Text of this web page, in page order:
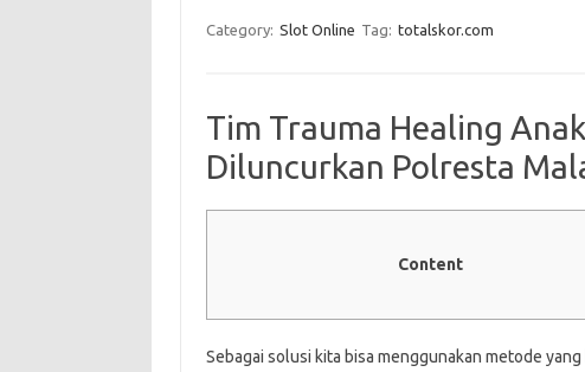
Category: Slot Online Tag: totalskor.com
Tim Trauma Healing
Diluncurkan Polresta
Content
Sebagai solusi kita bisa menggunakan metode